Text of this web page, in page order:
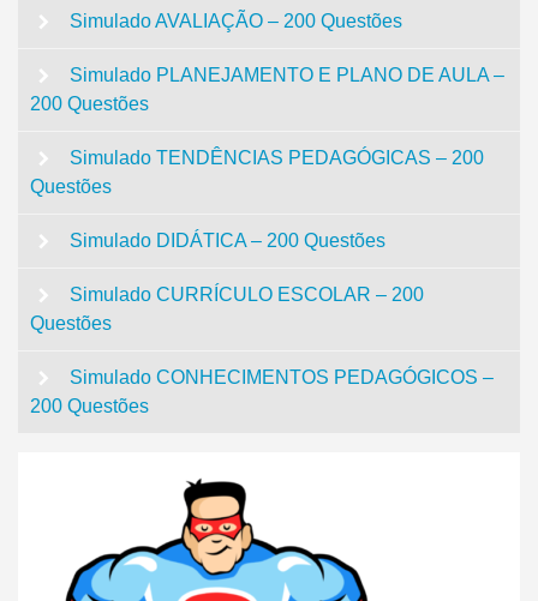
Simulado AVALIAÇÃO – 200 Questões
Simulado PLANEJAMENTO E PLANO DE AULA –
200 Questões
Simulado TENDÊNCIAS PEDAGÓGICAS – 200
Questões
Simulado DIDÁTICA – 200 Questões
Simulado CURRÍCULO ESCOLAR – 200
Questões
Simulado CONHECIMENTOS PEDAGÓGICOS –
200 Questões